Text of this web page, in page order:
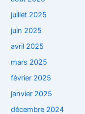
juillet 2025
juin 2025
avril 2025
mars 2025
février 2025
janvier 2025
décembre 2024